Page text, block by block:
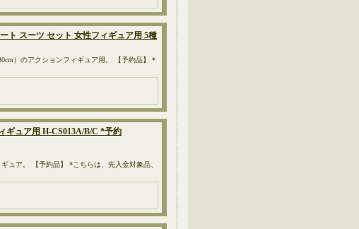
ト スーツ セット 女性フィギュア用 5種
）のアクションフィギュア用。 【予約品】 *
ギュア用 H-CS013A/B/C *予約
ュア。 【予約品】 *こちらは、先入金対象品、